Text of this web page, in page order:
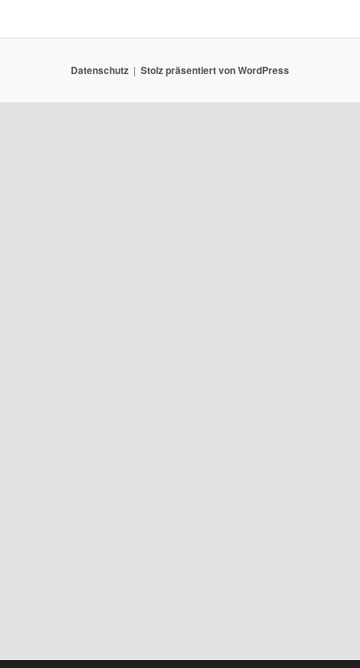
Datenschutz Stolz präsentiert von WordPress